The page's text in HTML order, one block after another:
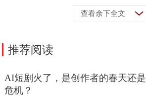
查看余下全文
推荐阅读
AI短剧火了，是创作者的春天还是
危机？